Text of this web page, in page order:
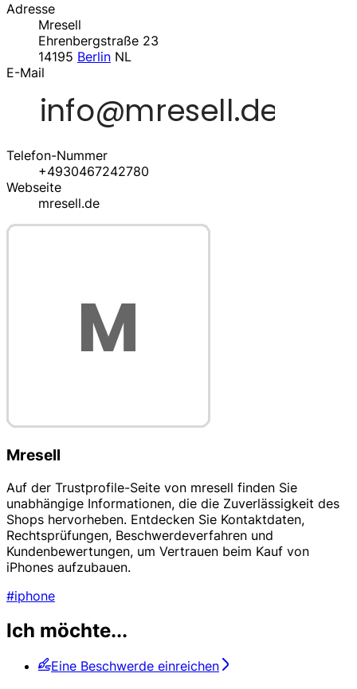
Adresse
Mresell
Ehrenbergstraße 23
14195 Berlin NL
E-Mail
Telefon-Nummer
+4930467242780
Webseite
mresell.de
Mresell
Auf der Trustprofile-Seite von mresell finden Sie
unabhängige Informationen, die die Zuverlässigkeit des
Shops hervorheben. Entdecken Sie Kontaktdaten,
Rechtsprüfungen, Beschwerdeverfahren und
Kundenbewertungen, um Vertrauen beim Kauf von
iPhones aufzubauen.
#iphone
Ich möchte...
Eine Beschwerde einreichen